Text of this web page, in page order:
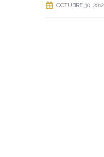
OCTUBRE 30, 2012